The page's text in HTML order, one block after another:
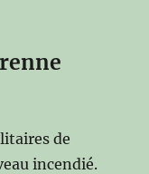
de
incendié.